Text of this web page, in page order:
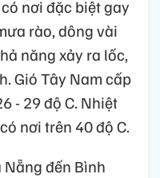
nơi đặc biệt gay
rào, dông vài
năng xảy ra lốc,
Gió Tây Nam cấp
- 29 độ C. Nhiệt
nơi trên 40 độ C.
đến Bình